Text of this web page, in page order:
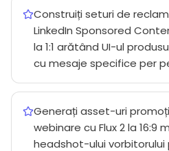
Construiți seturi de
LinkedIn Sponsored
la 1:1 arătând UI-ul
cu mesaje specifice per
Generați asset-uri
webinare cu Flux 2 la 16:9
headshot-ului vorbitorului